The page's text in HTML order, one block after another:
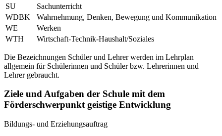
SU
Sachunterricht
WDBK
Wahrnehmung, Denken, Bewegung und Kommunikation
WE
Werken
WTH
Wirtschaft-Technik-Haushalt/Soziales
Die Bezeichnungen Schüler und Lehrer werden im Lehrplan
allgemein für Schülerinnen und Schüler bzw. Lehrerinnen und
Lehrer gebraucht.
Ziele und Aufgaben der Schule mit dem
Förderschwerpunkt geistige Entwicklung
Bildungs- und Erziehungsauftrag